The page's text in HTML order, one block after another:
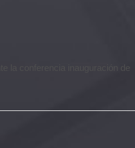
la conferencia inauguración de